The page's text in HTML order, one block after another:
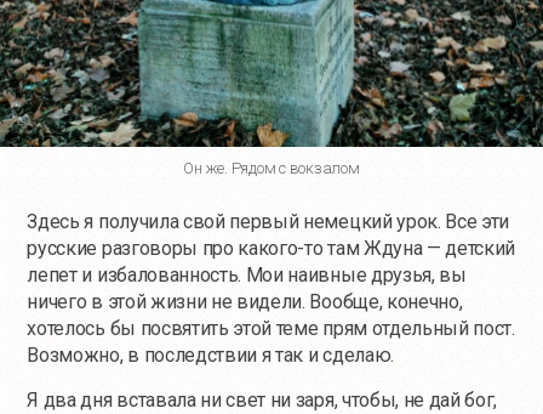
Он же. Рядом с вокзалом
Здесь я получила свой первый немецкий урок. Все эти
русские разговоры про какого-тотам Ждуна — детский
лепет и избалованность. Мои наивные друзья, вы
ничего в этой жизни не видели. Вообще, конечно,
хотелось бы посвятить этой теме прям отдельный пост.
Возможно, в последствии я так и сделаю.
Я два дня вставала ни свет ни заря, чтобы, не дай бог,